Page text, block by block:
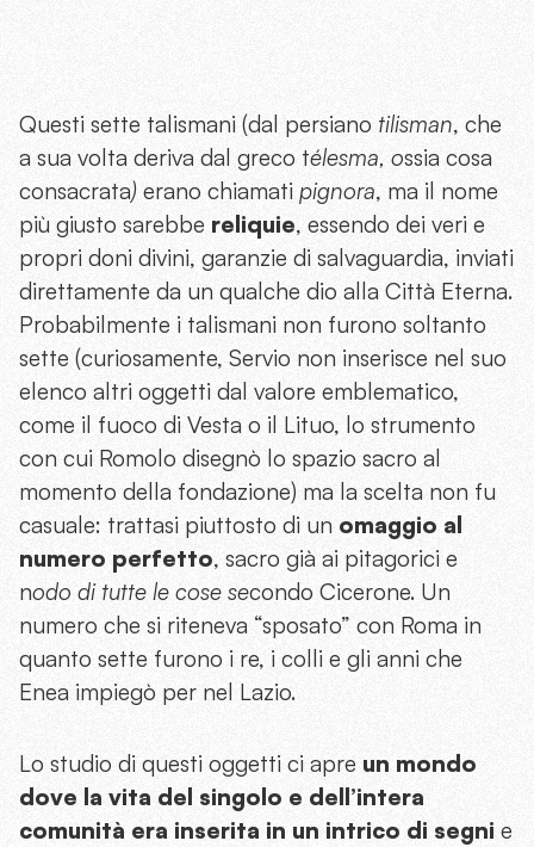
Questi sette talismani (dal persiano tilisman, che
a sua volta deriva dal greco télesma, ossia cosa
consacrata) erano chiamati pignora, ma il nome
più giusto sarebbe reliquie, essendo dei veri e
propri doni divini, garanzie di salvaguardia, inviati
direttamente da un qualche dio alla Città Eterna.
Probabilmente i talismani non furono soltanto
sette (curiosamente, Servio non inserisce nel suo
elenco altri oggetti dal valore emblematico,
come il fuoco di Vesta o il Lituo, lo strumento
con cui Romolo disegnò lo spazio sacro al
momento della fondazione) ma la scelta non fu
casuale: trattasi piuttosto di un omaggio al
numero perfetto, sacro già ai pitagorici e
nodo di tutte le cose secondo Cicerone. Un
numero che si riteneva “sposato” con Roma in
quanto sette furono i re, i colli e gli anni che
Enea impiegò per nel Lazio.
Lo studio di questi oggetti ci apre un mondo
dove la vita del singolo e dell’intera
comunità era inserita in un intrico di segni e